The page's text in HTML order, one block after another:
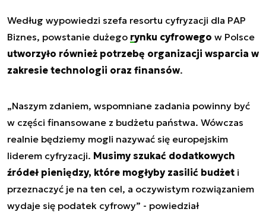
Według wypowiedzi szefa resortu cyfryzacji dla PAP
Biznes, powstanie dużego rynku cyfrowego w Polsce
utworzyło również potrzebę organizacji wsparcia w
zakresie technologii oraz finansów.
„Naszym zdaniem, wspomniane zadania powinny być
w części finansowane z budżetu państwa. Wówczas
realnie będziemy mogli nazywać się europejskim
liderem cyfryzacji. Musimy szukać dodatkowych
źródeł pieniędzy, które mogłyby zasilić budżet i
przeznaczyć je na ten cel, a oczywistym rozwiązaniem
wydaje się podatek cyfrowy” - powiedział